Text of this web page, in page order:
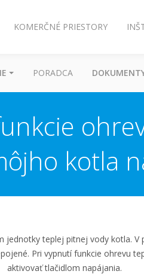
KOMERČNÉ PRIESTORY
PORADCA
kotla
jednotky teplej pitnej vody kotla.
Pri vypnutí funkcie ohrevu
aktivovať tlačidlom napájania.